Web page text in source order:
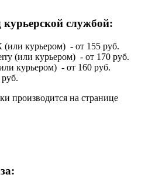
службой:
курьером) - от 155 руб.
(или курьером) - от 170 руб.
курьером) - от 160 руб.
производится на странице